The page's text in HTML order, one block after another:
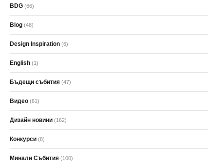
BDG (66)
Blog (48)
Design Inspiration (6)
English (1)
Бъдещи събития (47)
Видео (61)
Дизайн новини (162)
Конкурси (8)
Минали Събития (100)